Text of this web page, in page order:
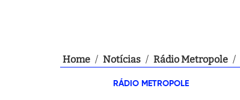
Home / Notícias / Rádio Metropole /
RÁDIO METROPOLE